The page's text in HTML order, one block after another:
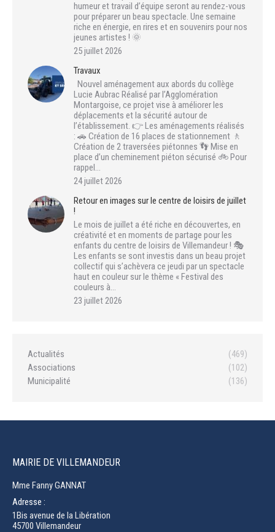
humeur et travail d’équipe seront au rendez-vous
pour préparer un beau spectacle. Une semaine
riche en énergie, en rires et en souvenirs pour nos
jeunes artistes ! 🌞
25 juillet 2026
Travaux
Nouvel aménagement aux abords du collège
Lucie Aubrac Réalisé par l’Agglomération
Montargoise, ce projet vise à améliorer les
déplacements et la sécurité autour de
l’établissement. 👉 Les aménagements réalisés
: 🚗 Création de 16 places de stationnement 🚶
Création de 2 traversées piétonnes 👣 Mise en
place d’un cheminement piéton sécurisé 🚲 Pour
rappel…
24 juillet 2026
Retour en images sur le centre de loisirs de juillet
!
Le mois de juillet a été riche en découvertes, en
créativité et en moments de partage pour les
enfants du centre de loisirs de Villemandeur ! 🎭
Les enfants se sont investis dans un beau projet
collectif qui s’achèvera ce jeudi par un spectacle
haut en couleur sur le thème « Festival des
couleurs à…
23 juillet 2026
Actualités
(469)
Associations
(102)
Municipalité
(136)
MAIRIE DE VILLEMANDEUR
Mme Fanny GANNAT
Adresse :
1Bis avenue de la Libération
45700 Villemandeur